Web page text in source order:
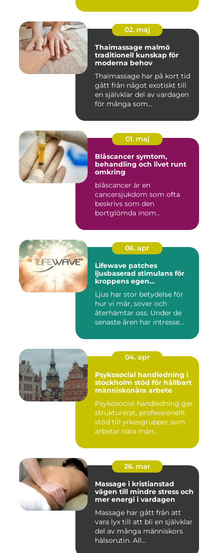
02. maj
Thaimassage malmö
traditionell kunskap för
moderna behov
Thaimassage har på kort tid
gått från något exotiskt till
en självklar del av vardagen
för många som...
01. maj
Blåscancer symtom,
behandling och livet runt
omkring
blåscancer är en
cancersjukdom som ofta
beskrivs som den
bortglömda inom
06. apr
Lifewave patches
ljusbaserad stimulans för
kroppens egen
Ljus har stor betydelse för
hur vi mår, sover och
återhämtar oss. Under de
senaste åren har intresse...
04. apr
Psykosocial handledning i
stockholm stöd för hållbart
människonära arbete
Psykosocial handledning ger
strukturerat, professionellt
stöd till yrkesgrupper som
arbetar nära män...
26. mar
Massage i kristianstad
vägen till mindre stress och
mer energi i vardagen
Massage har gått från att
vara lyx till att bli en självklar
del av många människors
hälsorutin. All...